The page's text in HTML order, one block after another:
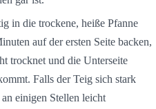
in die trockene, heiße Pfanne
auf der ersten Seite backen,
trocknet und die Unterseite
Falls der Teig sich stark
einigen Stellen leicht